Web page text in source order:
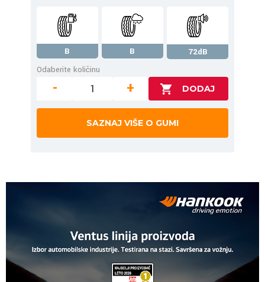
B B
72dB
Odaberite količinu
- +
SAZNAJ VIŠE O GUMI